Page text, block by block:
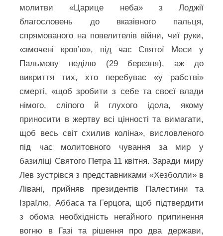
молитви «Царице неба» з Лоджії
благословень до вказівного пальця,
спрямованого на повелителів війни, чиї руки,
«змочені кров’ю», під час Святої Меси у
Пальмову неділю (29 березня), аж до
викриття тих, хто перебуває «у рабстві»
смерті, «щоб зробити з себе та своєї влади
німого, сліпого й глухого ідола, якому
приносити в жертву всі цінності та вимагати,
щоб весь світ схилив коліна», висловленого
під час молитовного чування за мир у
базиліці Святого Петра 11 квітня. Заради миру
Лев зустрівся з представниками «Хезболли» в
Лівані, прийняв президентів Палестини та
Ізраїлю, Аббаса та Герцога, щоб підтвердити
з обома необхідність негайного припинення
вогню в Газі та рішення про два держави,